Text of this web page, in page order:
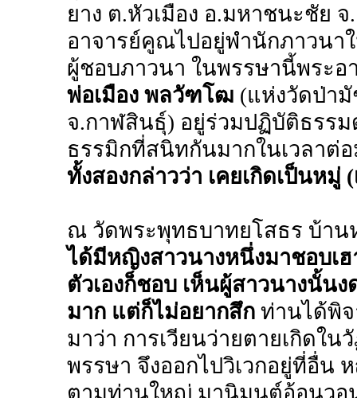
ยาง ต.หัวเมือง อ.มหาชนะชัย
อาจารย์คูณไปอยู่พำนักภาวนา
ผู้ชอบภาวนา ในพรรษานี้พระ
พ่อเมือง พลวัฑโฒ (แห่งวัดป่า
จ.กาฬสินธุ์) อยู่ร่วมปฏิบัติธรร
ธรรมิกที่สนิทกันมากในเวลาต่
ทั้งสองกล่าวว่า เคยเกิดเป็นห
ณ วัดพระพุทธบาทยโสธร บ้าน
ได้มีหญิงสาวนางหนึ่งมาชอบเ
ตัวเองก็ชอบ เห็นผู้สาวนางนั้น
มาก แต่ก็ไม่อยากสึกท่านได้พิจ
มาว่า การเวียนว่ายตายเกิดใ
พรรษา จึงออกไปวิเวกอยู่ที่อื่น
ตามท่านใหญ่ มานิมนต์อ้อนวอ